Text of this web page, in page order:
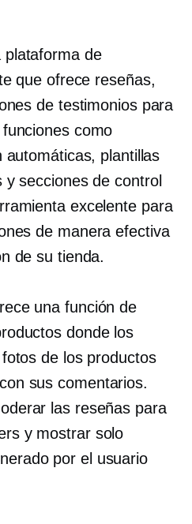
de
que ofrece reseñas,
de testimonios para
como
automáticas, plantillas
y secciones de control
excelente para
de manera efectiva
de su tienda.
una función de
donde los
de los productos
sus comentarios.
las reseñas para
y mostrar solo
por el usuario